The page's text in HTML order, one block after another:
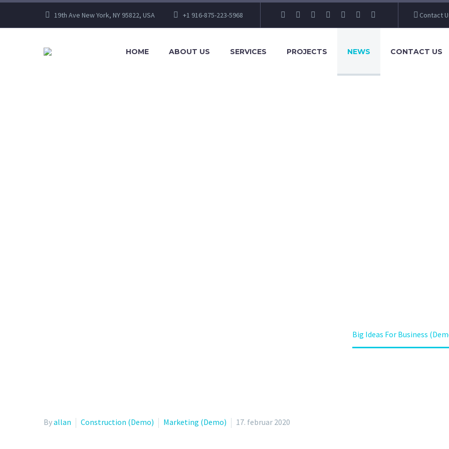
19th Ave New York, NY 95822, USA +1 916-875-223-5968 Contact
HOME ABOUT US SERVICES PROJECTS NEWS CONTACT US
Big Ideas For Business
Byallan Construction (Demo) Marketing (Demo) 17. februar 2020